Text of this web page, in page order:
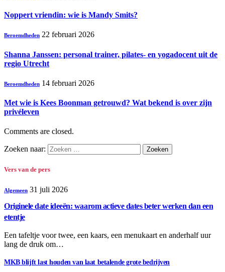
Noppert vriendin: wie is Mandy Smits?
Beroemdheden 22 februari 2026
Shanna Janssen: personal trainer, pilates- en yogadocent uit de
regio Utrecht
Beroemdheden 14 februari 2026
Met wie is Kees Boonman getrouwd? Wat bekend is over zijn
privéleven
Comments are closed.
Zoeken naar:
Vers van de pers
Algemeen 31 juli 2026
Originele date ideeën: waarom actieve dates beter werken dan een
etentje
Een tafeltje voor twee, een kaars, een menukaart en anderhalf uur
lang de druk om…
MKB blijft last houden van laat betalende grote bedrijven